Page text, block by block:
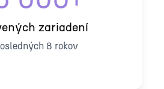
zariadení
8 rokov